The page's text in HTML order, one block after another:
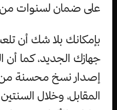
على ضمان لسنوات من
جهازك الجديد، كما أن
إصدار نسخ محسنة من
المقابل، وخلال